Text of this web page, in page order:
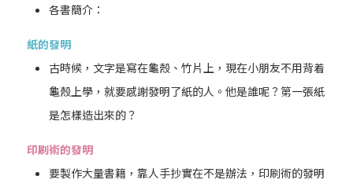
各書簡介：
紙的發明
古時候，文字是寫在龜殼、竹片上，現在小朋友不用背着
龜殼上學，就要感謝發明了紙的人。他是誰呢？第一張紙
是怎樣造出來的？
印刷術的發明
要製作大量書籍，靠人手抄實在不是辦法，印刷術的發明